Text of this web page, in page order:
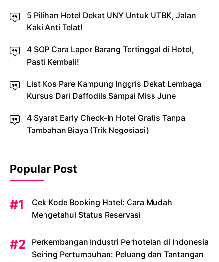
5 Pilihan Hotel Dekat UNY Untuk UTBK, Jalan
Kaki Anti Telat!
4 SOP Cara Lapor Barang Tertinggal di Hotel,
Pasti Kembali!
List Kos Pare Kampung Inggris Dekat Lembaga
Kursus Dari Daffodils Sampai Miss June
4 Syarat Early Check-In Hotel Gratis Tanpa
Tambahan Biaya (Trik Negosiasi)
Popular Post
Cek Kode Booking Hotel: Cara Mudah
Mengetahui Status Reservasi
Perkembangan Industri Perhotelan di Indonesia
Seiring Pertumbuhan: Peluang dan Tantangan